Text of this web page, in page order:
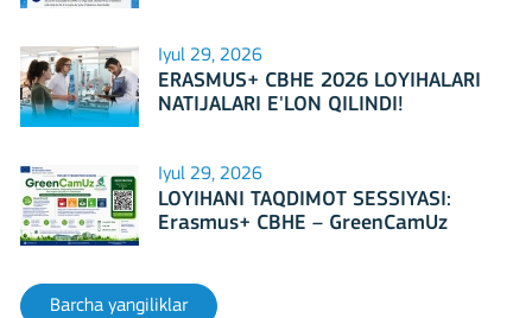
Iyul 29, 2026
ERASMUS+ CBHE 2026 LOYIHALARI
NATIJALARI E'LON QILINDI!
Iyul 29, 2026
LOYIHANI TAQDIMOT SESSIYASI:
Erasmus+ CBHE – GreenCamUz
Barcha yangiliklar